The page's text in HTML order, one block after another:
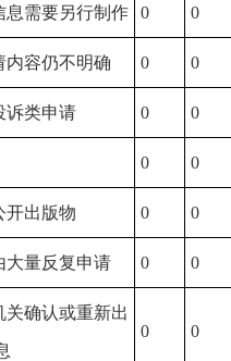
息需要另行制作 0 0
内容仍不明确 0 0
诉类申请 0 0
0 0
开出版物 0 0
大量反复申请 0 0
关确认或重新出
0 0